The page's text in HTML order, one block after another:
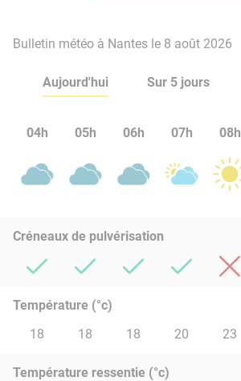
Bulletin météo à Nantes le 8 août 2026
Aujourd'hui Sur 5 jours
04h 05h 06h 07h 08h
Créneaux de pulvérisation
Température (°c)
18
18 18 20 23
Température ressentie (°c)